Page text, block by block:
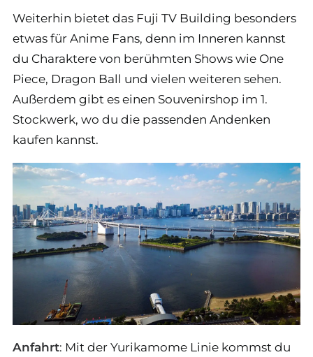
Weiterhin bietet das Fuji TV Building besonders
etwas für Anime Fans, denn im Inneren kannst
du Charaktere von berühmten Shows wie One
Piece, Dragon Ball und vielen weiteren sehen.
Außerdem gibt es einen Souvenirshop im 1.
Stockwerk, wo du die passenden Andenken
kaufen kannst.
Anfahrt: Mit der Yurikamome Linie kommst du